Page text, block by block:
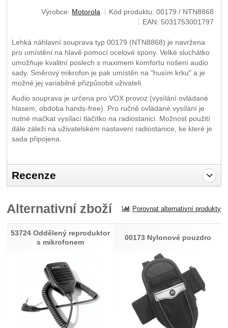
Výrobce: Motorola Kód produktu:00179 / NTN8868
EAN: 5031753001797
Lehká náhlavní souprava typ 00179 (NTN8868) je navržena
pro umístění na hlavě pomocí ocelové spony. Velké sluchátko
umožňuje kvalitní poslech s maximem komfortu nošení audio
sady. Směrový mikrofon je pak umístěn na "husím krku" a je
možné jej variabilně přizpůsobit uživateli.
Audio souprava je určena pro VOX provoz (vysílání ovládané
hlasem, obdoba hands-free). Pro ručně ovládané vysílání je
nutné mačkat vysílací tlačítko na radiostanici. Možnost použití
dále záleži na uživatelském nastavení radiostanice, ke které je
sada připojena.
Recenze
Recenze
Nebyla přidána žádná recenze.
Alternativní zboží Porovnat alternativní produkty
53724 Oddělený reproduktor
s mikrofonem
00173 Nylonové pouzdro